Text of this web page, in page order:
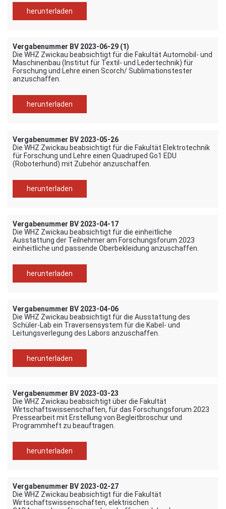
herunterladen
Vergabenummer BV 2023-06-29 (1)
Die WHZ Zwickau beabsichtigt für die Fakultät Automobil- und
Maschinenbau (Institut für Textil- und Ledertechnik) für
Forschung und Lehre einen Scorch/ Sublimationstester
anzuschaffen.
herunterladen
Vergabenummer BV 2023-05-26
Die WHZ Zwickau beabsichtigt für die Fakultät Elektrotechnik
für Forschung und Lehre einen Quadruped Go1 EDU
(Roboterhund) mit Zubehör anzuschaffen.
herunterladen
Vergabenummer BV 2023-04-17
Die WHZ Zwickau beabsichtigt für die einheitliche
Ausstattung der Teilnehmer am Forschungsforum 2023
einheitliche und passende Oberbekleidung anzuschaffen.
herunterladen
Vergabenummer BV 2023-04-06
Die WHZ Zwickau beabsichtigt für die Ausstattung des
Schüler-Lab ein Traversensystem für die Kabel- und
Leitungsverlegung des Labors anzuschaffen.
herunterladen
Vergabenummer BV 2023-03-23
Die WHZ Zwickau beabsichtigt über die Fakultät
Wirtschaftswissenschaften, für das Forschungsforum 2023
Pressearbeit mit Erstellung von Begleitbroschur und
Programmheft zu beauftragen.
herunterladen
Vergabenummer BV 2023-02-27
Die WHZ Zwickau beabsichtigt für die Fakultät
Wirtschaftswissenschaften, elektrischen